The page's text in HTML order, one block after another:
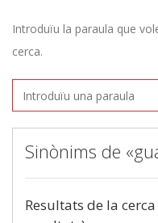
Introduïu la paraula que
cerca.
Sinònims de
Resultats de la